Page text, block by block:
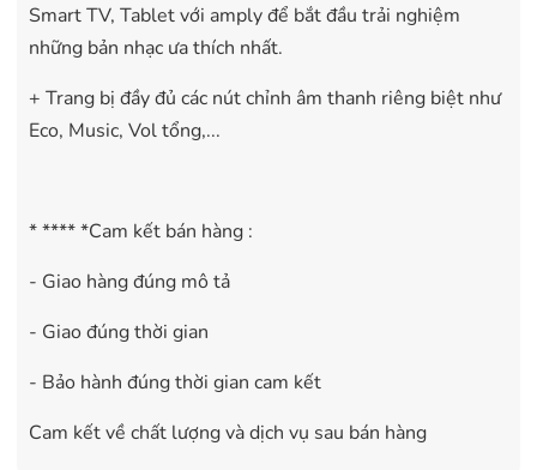
Smart TV, Tablet với amply để bắt đầu trải nghiệm
những bản nhạc ưa thích nhất.
+ Trang bị đầy đủ các nút chỉnh âm thanh riêng biệt như
Eco, Music, Vol tổng,...
* **** *Cam kết bán hàng :
- Giao hàng đúng mô tả
- Giao đúng thời gian
- Bảo hành đúng thời gian cam kết
Cam kết về chất lượng và dịch vụ sau bán hàng